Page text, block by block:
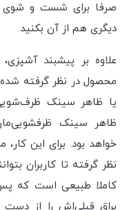
صرفا برای شست و شوی
دیگری هم از آن بکنید.
علاوه بر پیشبند
محصول در نظر گرفته شده
یا ظاهر سینک
ظاهر سینک ظرفشویی‌مان
خواهد بود. برای این
نظر گرفته تا کاربران
کاملا طبیعی است که
براق قبلی‌اش را از دست